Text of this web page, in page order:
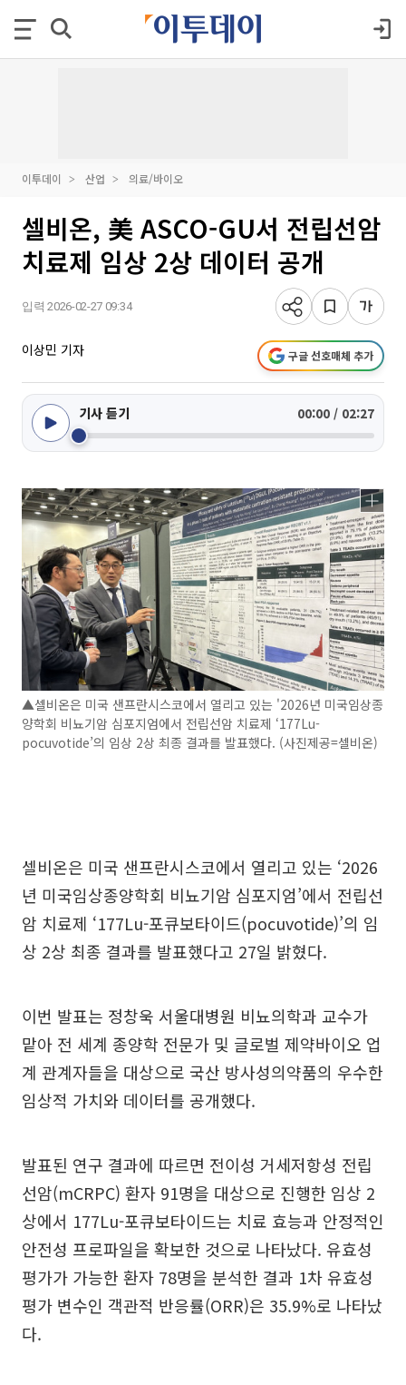
이투데이 산업 의료/바이오
셀비온, 美 ASCO-GU서 전립선암
치료제 임상 2상 데이터 공개
입력 2026-02-27 09:34
이상민 기자 구글 선호매체 추가
기사 듣기 00:00 / 02:27
▲셀비온은 미국 샌프란시스코에서 열리고 있는 '2026년 미국임상종
양학회 비뇨기암 심포지엄에서 전립선암 치료제 ‘177Lu-
pocuvotide’의 임상 2상 최종 결과를 발표했다. (사진제공=셀비온)
셀비온은 미국 샌프란시스코에서 열리고 있는 ‘2026
년 미국임상종양학회 비뇨기암 심포지엄’에서 전립선
암 치료제 ‘177Lu-포큐보타이드(pocuvotide)’의 임
상 2상 최종 결과를 발표했다고 27일 밝혔다.
이번 발표는 정창욱 서울대병원 비뇨의학과 교수가
맡아 전 세계 종양학 전문가 및 글로벌 제약바이오 업
계 관계자들을 대상으로 국산 방사성의약품의 우수한
임상적 가치와 데이터를 공개했다.
발표된 연구 결과에 따르면 전이성 거세저항성 전립
선암(mCRPC) 환자 91명을 대상으로 진행한 임상 2
상에서 177Lu-포큐보타이드는 치료 효능과 안정적인
안전성 프로파일을 확보한 것으로 나타났다. 유효성
평가가 가능한 환자 78명을 분석한 결과 1차 유효성
평가 변수인 객관적 반응률(ORR)은 35.9%로 나타났
다.